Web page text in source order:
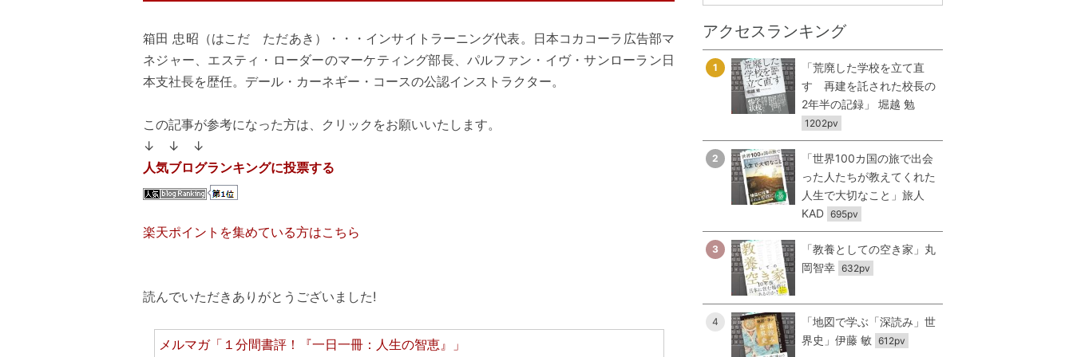
箱田 忠昭（はこだ ただあき）・・・インサイトラーニング代表。日本コカコーラ広告部マ
ネジャー、エスティ・ローダーのマーケティング部長、パルファン・イヴ・サンローラン日
本支社長を歴任。デール・カーネギー・コースの公認インストラクター。
この記事が参考になった方は、クリックをお願いいたします。
↓ ↓ ↓
人気ブログランキングに投票する
楽天ポイントを集めている方はこちら
読んでいただきありがとうございました!
メルマガ「１分間書評！『一日一冊：人生の智恵』」
アクセスランキング
1
「荒廃した学校を立て直
す 再建を託された校長の
2年半の記録」 堀越 勉
1202pv
2
「世界100カ国の旅で出会
った人たちが教えてくれた
人生で大切なこと」旅人
KAD 695pv
3
「教養としての空き家」丸
岡智幸 632pv
4
「地図で学ぶ「深読み」世
界史」伊藤 敏 612pv